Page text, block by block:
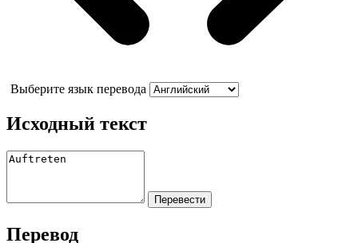
Выберите язык перевода
Исходный текст
Перевод